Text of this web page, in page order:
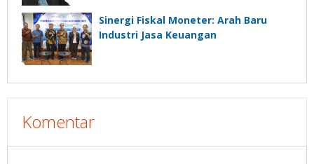
Sinergi Fiskal Moneter: Arah Baru
Industri Jasa Keuangan
Komentar